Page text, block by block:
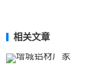
相关文章